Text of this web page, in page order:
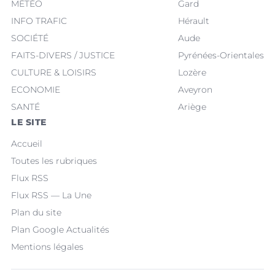
MÉTÉO
INFO TRAFIC
SOCIÉTÉ
FAITS-DIVERS / JUSTICE
CULTURE & LOISIRS
ECONOMIE
SANTÉ
Gard
Hérault
Aude
Pyrénées-Orientales
Lozère
Aveyron
Ariège
LE SITE
Accueil
Toutes les rubriques
Flux RSS
Flux RSS — La Une
Plan du site
Plan Google Actualités
Mentions légales